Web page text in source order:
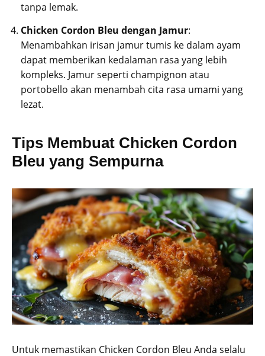
tanpa lemak.
Chicken Cordon Bleu dengan Jamur:
Menambahkan irisan jamur tumis ke dalam ayam
dapat memberikan kedalaman rasa yang lebih
kompleks. Jamur seperti champignon atau
portobello akan menambah cita rasa umami yang
lezat.
Tips Membuat Chicken Cordon
Bleu yang Sempurna
Untuk memastikan Chicken Cordon Bleu Anda selalu